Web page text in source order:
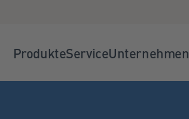
ProdukteServiceUnternehmen